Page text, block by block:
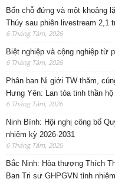
Bốn chỗ đứng và một khoảng
Thúy sau phiên livestream 2,1
6 Tháng Tám, 2026
Biệt nghiệp và cộng nghiệp từ
6 Tháng Tám, 2026
Phân ban Ni giới TW thăm,
Hưng Yên: Lan tỏa tinh thần
6 Tháng Tám, 2026
Ninh Bình: Hội nghị công bố
nhiệm kỳ 2026-2031
6 Tháng Tám, 2026
Bắc Ninh: Hòa thượng Thích
Ban Trị sự GHPGVN tỉnh